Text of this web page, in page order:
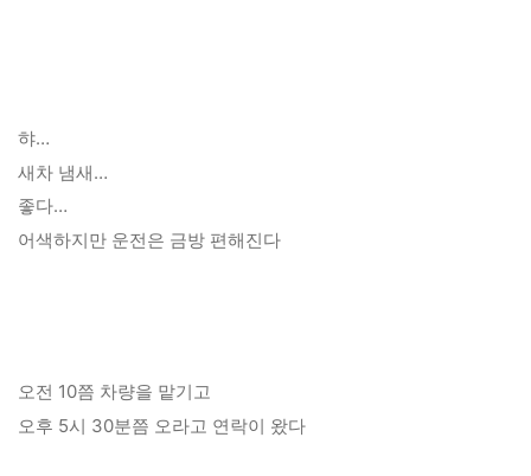
햐…
새차 냄새…
좋다…
어색하지만 운전은 금방 편해진다
오전 10쯤 차량을 맡기고
오후 5시 30분쯤 오라고 연락이 왔다